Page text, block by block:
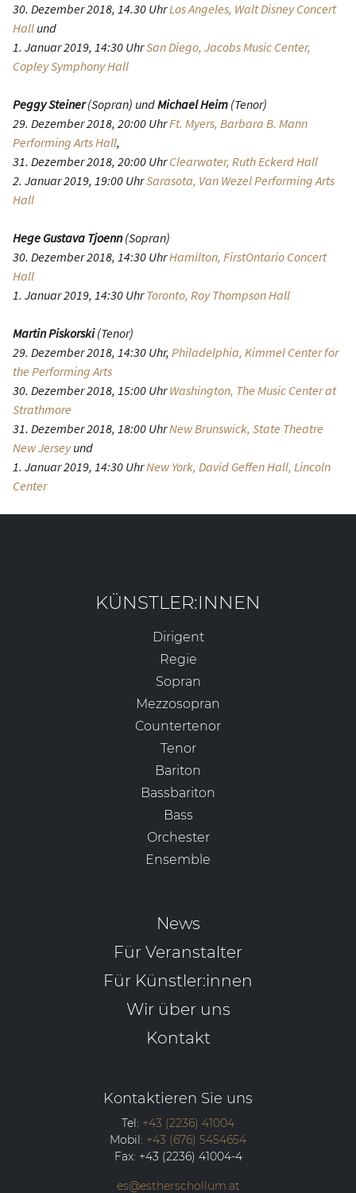
30. Dezember 2018, 14.30 UhrLos Angeles, Walt Disney Concert
Hall und
1. Januar 2019, 14:30 UhrSan Diego, Jacobs Music Center,
Copley Symphony Hall
Peggy Steiner(Sopran) undMichael Heim (Tenor)
29. Dezember 2018, 20:00 UhrFt. Myers, Barbara B. Mann
Performing Arts Hall,
31. Dezember 2018, 20:00 UhrClearwater, Ruth Eckerd Hall
2. Januar 2019, 19:00 UhrSarasota, Van Wezel Performing Arts
Hall
Hege Gustava Tjoenn(Sopran)
30. Dezember 2018, 14:30 UhrHamilton, FirstOntario Concert
Hall
1. Januar 2019, 14:30 UhrToronto, Roy Thompson Hall
Martin Piskorski(Tenor)
29. Dezember 2018, 14:30 Uhr, Philadelphia, Kimmel Center for
the Performing Arts
30. Dezember 2018, 15:00 UhrWashington, The Music Center at
Strathmore
31. Dezember 2018, 18:00 UhrNew Brunswick, State Theatre
New Jerseyund
1. Januar 2019, 14:30 UhrNew York, David Geffen Hall, Lincoln
Center
KÜNSTLER:INNEN
Dirigent
Regie
Sopran
Mezzosopran
Countertenor
Tenor
Bariton
Bassbariton
Bass
Orchester
Ensemble
News
Für Veranstalter
Für Künstler:innen
Wir über uns
Kontakt
Kontaktieren Sie uns
Tel: +43 (2236) 41004
Mobil: +43 (676) 5454654
Fax: +43 (2236) 41004-4
es@estherschollum.at